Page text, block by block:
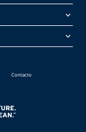
keyboard_arrow_down
keyboard_arrow_down
Contacto